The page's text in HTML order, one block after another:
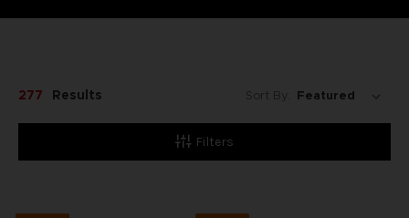
Filters
277 Results Sort By: